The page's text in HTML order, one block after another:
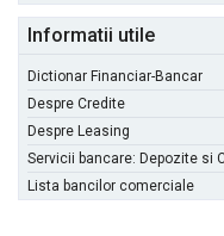
Informatii utile
Dictionar Financiar-Bancar
Despre Credite
Despre Leasing
Servicii bancare: Depozite si
Lista bancilor comerciale